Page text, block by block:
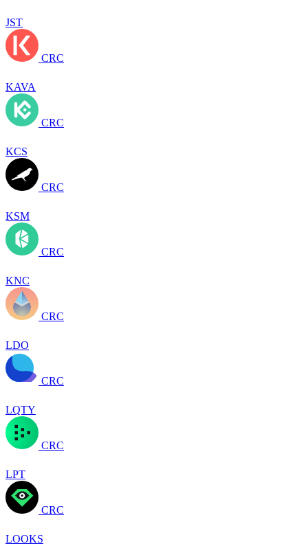
JST
CRC
KAVA
CRC
KCS
CRC
KSM
CRC
KNC
CRC
LDO
CRC
LQTY
CRC
LPT
CRC
LOOKS